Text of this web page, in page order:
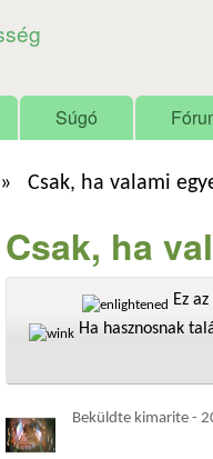
Súgó
» Csak, ha valami
Csak, ha
Ez
Ha hasznosnak
Beküldte kimarite -